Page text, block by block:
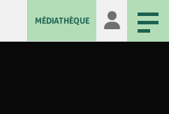
MÉDIATHÈQUE